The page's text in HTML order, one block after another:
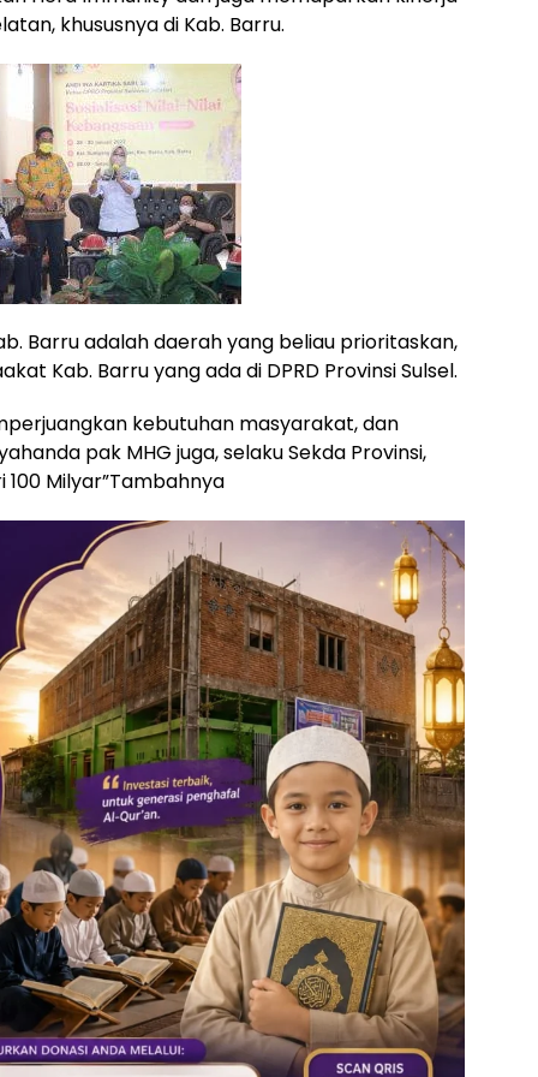
khususnya di Kab. Barru.
Barru adalah daerah yang beliau prioritaskan,
Kab. Barru yang ada di DPRD Provinsi Sulsel.
kebutuhan masyarakat, dan
pak MHG juga, selaku Sekda Provinsi,
Milyar”Tambahnya